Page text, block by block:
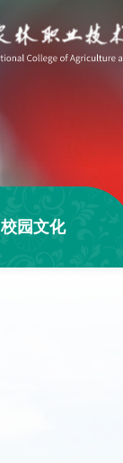
校园文化